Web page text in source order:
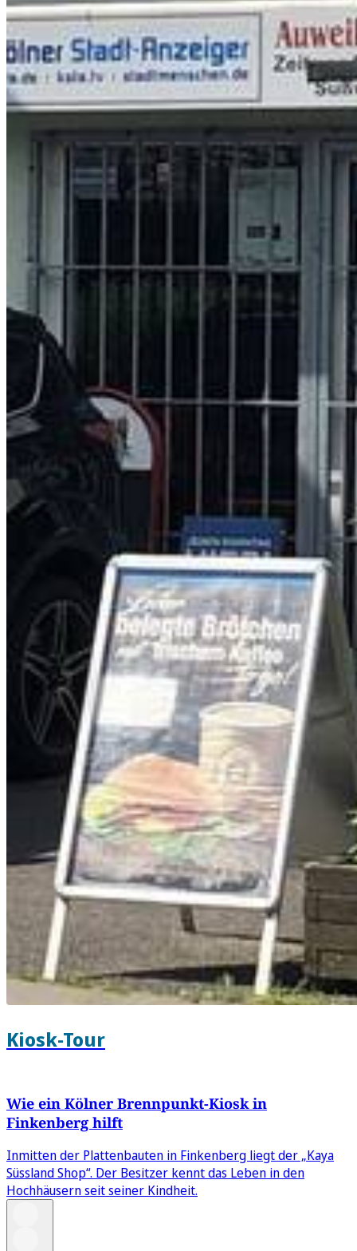
Kiosk-Tour
Wie ein Kölner Brennpunkt-Kiosk in
Finkenberg hilft
Inmitten der Plattenbauten in Finkenberg liegt der „Kaya
Süssland Shop“. Der Besitzer kennt das Leben in den
Hochhäusern seit seiner Kindheit.